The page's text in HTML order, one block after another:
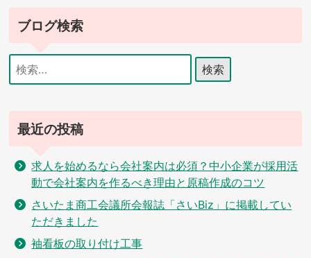
ー
ョ
ブログ検索
検
索:
最近の投稿
求人を始めるなら会社案内は必須？中小企業が採用活
動で会社案内を作るべき理由と原稿作成のコツ
さいたま商工会議所会報誌「さいBiz」に掲載してい
ただきました
袖看板の取り付け工事